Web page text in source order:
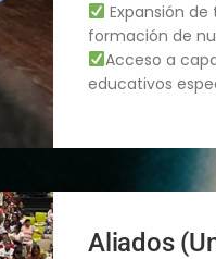
Expansión
formación de
Acceso a
educativos
Aliados